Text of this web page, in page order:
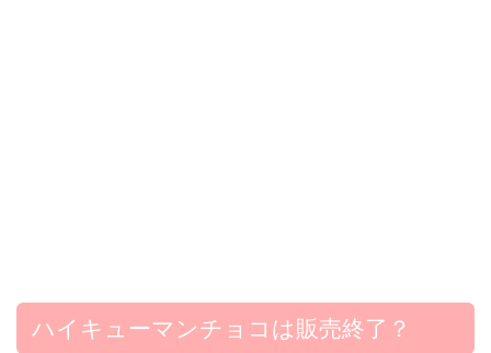
ハイキューマンチョコは販売終了？